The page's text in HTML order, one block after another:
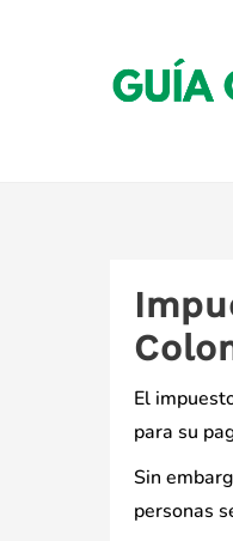
El
para su
Sin
personas